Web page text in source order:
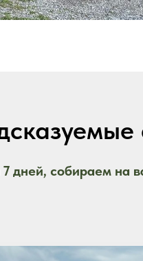
7 дней, собираем на